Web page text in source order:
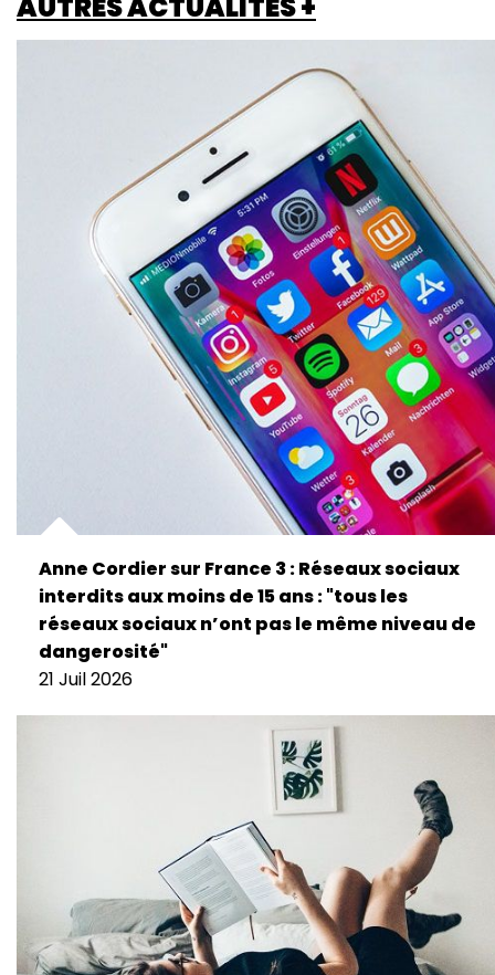
AUTRES ACTUALITÉS +
Anne Cordier sur France 3 : Réseaux sociaux
interdits aux moins de 15 ans : "tous les
réseaux sociaux n’ont pas le même niveau de
dangerosité"
21 Juil 2026